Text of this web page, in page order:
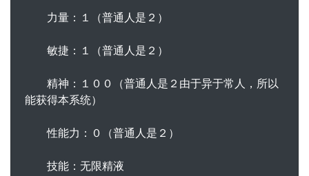
力量：１（普通人是２）
敏捷：１（普通人是２）
精神：１００（普通人是２由于异于常人，所以
能获得本系统）
性能力：０（普通人是２）
技能：无限精液